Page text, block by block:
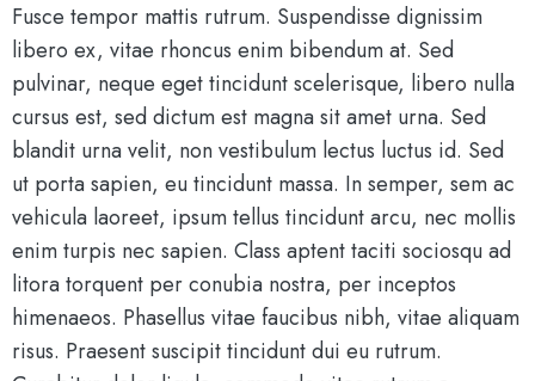
Fusce tempor mattis rutrum. Suspendisse dignissim
libero ex, vitae rhoncus enim bibendum at. Sed
pulvinar, neque eget tincidunt scelerisque, libero nulla
cursus est, sed dictum est magna sit amet urna. Sed
blandit urna velit, non vestibulum lectus luctus id. Sed
ut porta sapien, eu tincidunt massa. In semper, sem ac
vehicula laoreet, ipsum tellus tincidunt arcu, nec mollis
enim turpis nec sapien. Class aptent taciti sociosqu ad
litora torquent per conubia nostra, per inceptos
himenaeos. Phasellus vitae faucibus nibh, vitae aliquam
risus. Praesent suscipit tincidunt dui eu rutrum.